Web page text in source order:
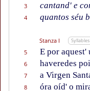
3 cantand' e
4 quantos séu
Stanza I Syllables
5 E por aquest'
6 haveredes
7 a Virgen
8 óra oíd' o